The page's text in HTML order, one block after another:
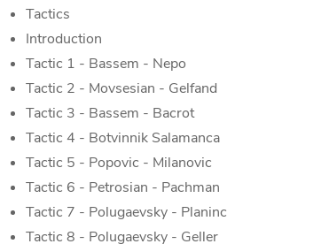
Tactics
Introduction
Tactic 1 - Bassem - Nepo
Tactic 2 - Movsesian - Gelfand
Tactic 3 - Bassem - Bacrot
Tactic 4 - Botvinnik Salamanca
Tactic 5 - Popovic - Milanovic
Tactic 6 - Petrosian - Pachman
Tactic 7 - Polugaevsky - Planinc
Tactic 8 - Polugaevsky - Geller